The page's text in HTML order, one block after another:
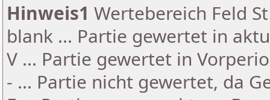
Hinweis1 Wertebereich Feld
blank ... Partie gewertet in
V ... Partie gewertet in
- ... Partie nicht gewertet, da